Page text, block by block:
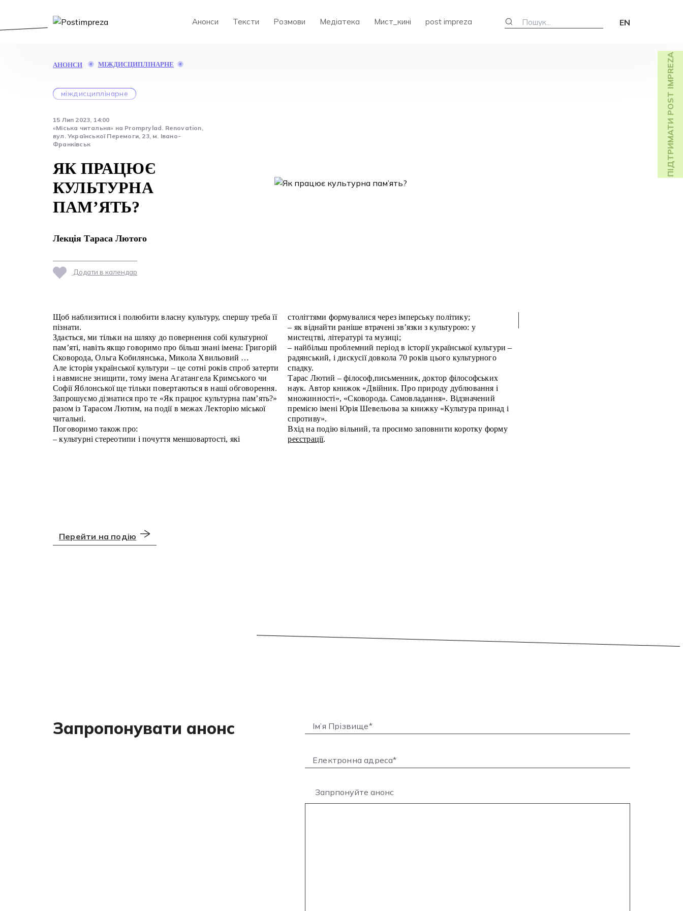
Анонси Тексти Розмови Медіатека Мист_кині post impreza EN
ПІДТРИМАТИ POST IMPREZA
АНОНСИ МІЖДИСЦИПЛІНАРНЕ
міждисциплінарне
15 Лип 2023, 14:00
«Міська читальня» на Promprylad. Renovation,
вул. Української Перемоги, 23, м. Івано-
Франківськ
ЯК ПРАЦЮЄ
КУЛЬТУРНА
ПАМ’ЯТЬ?
Лекція Тараса Лютого
Додати в календар
Щоб наблизитися і полюбити власну культуру, спершу треба її
пізнати.
Здається, ми тільки на шляху до повернення собі культурної
пам’яті, навіть якщо говоримо про більш знані імена: Григорій
Сковорода, Ольга Кобилянська, Микола Хвильовий …
Але історія української культури – це сотні років спроб затерти
і навмисне знищити, тому імена Агатангела Кримського чи
Софії Яблонської ще тільки повертаються в наші обговорення.
Запрошуємо дізнатися про те «Як працює культурна пам’ять?»
разом із Тарасом Лютим, на події в межах Лекторію міської
читальні.
Поговоримо також про:
– культурні стереотипи і почуття меншовартості, які
століттями формувалися через імперську політику;
– як віднайти раніше втрачені зв’язки з культурою: у
мистецтві, літературі та музиці;
– найбільш проблемний період в історії української культури –
радянський, і дискусії довкола 70 років цього культурного
спадку.
Тарас Лютий – філософ,письменник, доктор філософських
наук. Автор книжок «Двійник. Про природу дублювання і
множинності», «Сковорода. Самовладання». Відзначений
премією імені Юрія Шевельова за книжку «Культура принад і
спротиву».
Вхід на подію вільний, та просимо заповнити коротку форму
реєстрації.
Перейти на подію
Запропонувати анонс
Запрпонуйте анонс